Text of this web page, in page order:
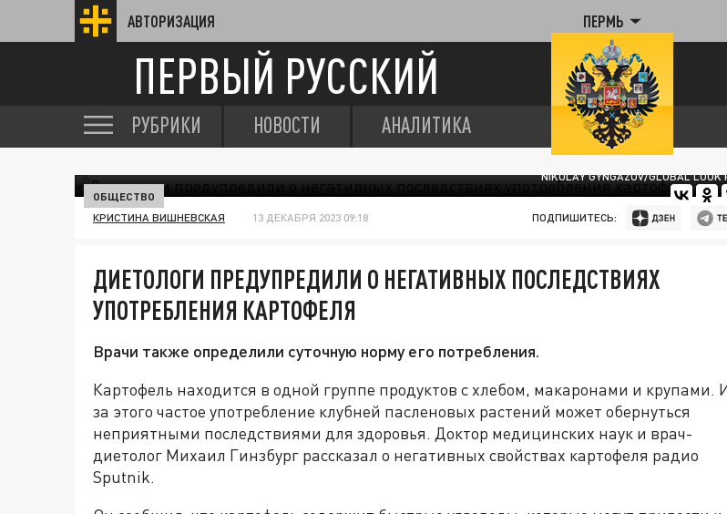
АВТОРИЗАЦИЯ ПЕРМЬ
ПЕРВЫЙ РУССКИЙ
РУБРИКИ НОВОСТИ АНАЛИТИКА
NIKOLAY GYNGAZOV/GLOBAL LOOK
ОБЩЕСТВО
КРИСТИНА ВИШНЕВСКАЯ 13 ДЕКАБРЯ 2023 09:18 ПОДПИШИТЕСЬ:
ДИЕТОЛОГИ ПРЕДУПРЕДИЛИ О НЕГАТИВНЫХ ПОСЛЕДСТВИЯХ
УПОТРЕБЛЕНИЯ КАРТОФЕЛЯ
Врачи также определили суточную норму его потребления.
Картофель находится в одной группе продуктов с хлебом, макаронами и крупами.
за этого частое употребление клубней пасленовых растений может обернуться
неприятными последствиями для здоровья. Доктор медицинских наук и врач-
диетолог Михаил Гинзбург рассказал о негативных свойствах картофеля радио
Sputnik.